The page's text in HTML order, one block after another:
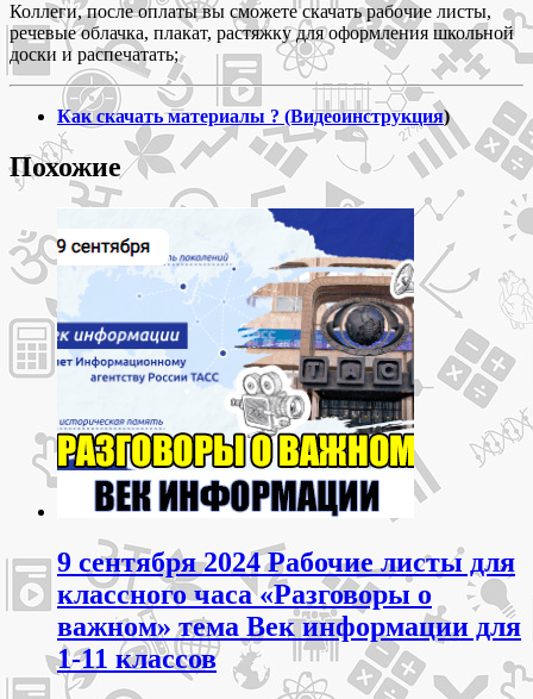
Коллеги, после оплаты вы сможете скачать рабочие листы,
речевые облачка, плакат, растяжку для оформления школьной
доски и распечатать;
Как скачать материалы ? (Видеоинструкция)
Похожие
9 сентября 2024 Рабочие листы для
классного часа «Разговоры о
важном» тема Век информации для
1-11 классов